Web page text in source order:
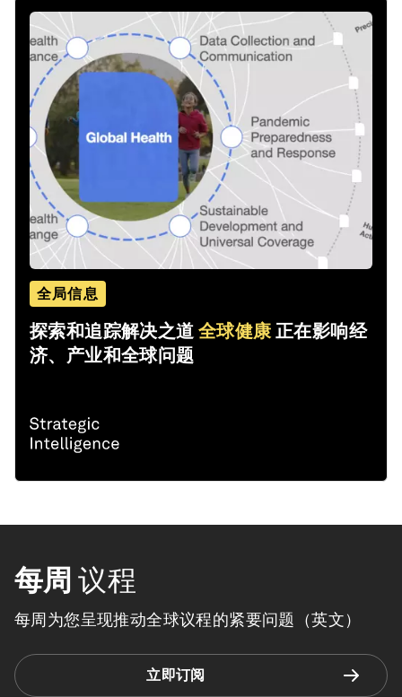
全局信息
探索和追踪解决之道全球健康正在影响经
济、产业和全球问题
每周 议程
每周为您呈现推动全球议程的紧要问题（英文）
立即订阅